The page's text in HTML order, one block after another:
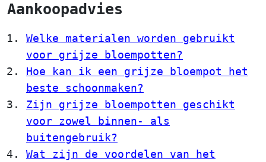
Aankoopadvies
Welke materialen worden gebruikt
voor grijze bloempotten?
Hoe kan ik een grijze bloempot het
beste schoonmaken?
Zijn grijze bloempotten geschikt
voor zowel binnen- als
buitengebruik?
Wat zijn de voordelen van het